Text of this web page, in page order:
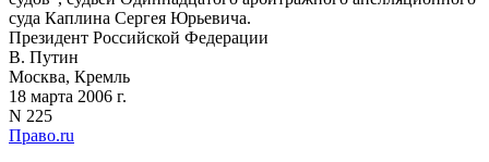
суда Каплина Сергея Юрьевича.
Президент Российской Федерации
В. Путин
Москва, Кремль
18 марта 2006 г.
N 225
Право.ru